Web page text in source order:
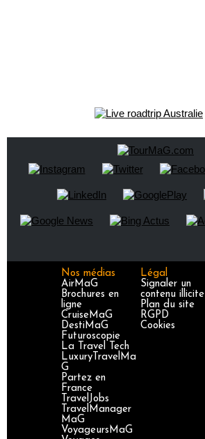
Nos médias
AirMaG
Brochures en
ligne
CruiseMaG
DestiMaG
Futuroscopie
La Travel Tech
LuxuryTravelMa
G
Partez en
France
TravelJobs
TravelManager
MaG
VoyageursMaG
Légal
Signaler un
contenu illicite
Plan du site
RGPD
Cookies